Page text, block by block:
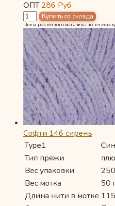
ОПТ286 Руб
Цены розничного магазина по
Софти 146 сирень
Type1
Тип пряжи
Вес упаковки
Вес мотка
50
Длина нити в мотке